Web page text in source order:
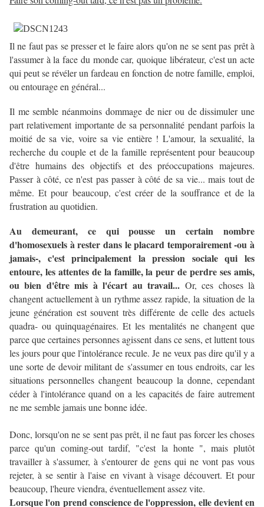
Il ne faut pas se presser et le faire alors qu'on ne se sent pas prêt à
l'assumer à la face du monde car, quoique libérateur, c'est un acte
qui peut se révéler un fardeau en fonction de notre famille, emploi,
ou entourage en général...
Il me semble néanmoins dommage de nier ou de dissimuler une
part relativement importante de sa personnalité pendant parfois la
moitié de sa vie, voire sa vie entière ! L'amour, la sexualité, la
recherche du couple et de la famille représentent pour beaucoup
d'être humains des objectifs et des préoccupations majeures.
Passer à côté, ce n'est pas passer à côté de sa vie... mais tout de
même. Et pour beaucoup, c'est créer de la souffrance et de la
frustration au quotidien.
Au demeurant, ce qui pousse un certain nombre
d'homosexuels à rester dans le placard temporairement -ou à
jamais-, c'est principalement la pression sociale qui les
entoure, les attentes de la famille, la peur de perdre ses amis,
ou bien d'être mis à l'écart au travail... Or, ces choses là
changent actuellement à un rythme assez rapide, la situation de la
jeune génération est souvent très différente de celle des actuels
quadra- ou quinquagénaires. Et les mentalités ne changent que
parce que certaines personnes agissent dans ce sens, et luttent tous
les jours pour que l'intolérance recule. Je ne veux pas dire qu'il y a
une sorte de devoir militant de s'assumer en tous endroits, car les
situations personnelles changent beaucoup la donne, cependant
céder à l'intolérance quand on a les capacités de faire autrement
ne me semble jamais une bonne idée.
Donc, lorsqu'on ne se sent pas prêt, il ne faut pas forcer les choses
parce qu'un coming-out tardif, "c'est la honte ", mais plutôt
travailler à s'assumer, à s'entourer de gens qui ne vont pas vous
rejeter, à se sentir à l'aise en vivant à visage découvert. Et pour
beaucoup, l'heure viendra, éventuellement assez vite.
Lorsque l'on prend conscience de l'oppression, elle devient en